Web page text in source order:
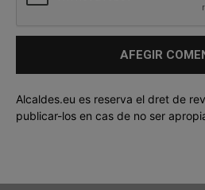
Alcaldes.eu es reserva el dret de
publicar-los en cas de no ser